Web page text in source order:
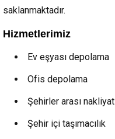
saklanmaktadır.
Hizmetlerimiz
Ev eşyası depolama
Ofis depolama
Şehirler arası nakliyat
Şehir içi taşımacılık